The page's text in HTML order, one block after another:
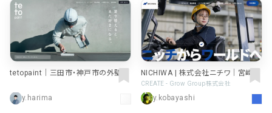
メニュー
規約/法律に基づく表記
CSR
カート
ローディング
ログイン
店舗・施設紹介
129
採用サイト
ポートフォリオ
46
キャンペーン
16
デザイン
tetopaint｜三田市・神戸市の外壁・
y.harima
NICHIWA | 株式会社ニチワ｜宮崎県
の自動車用の精密金属部品メーカー
CREATE - Grow Group株式会社
y.kobayashi